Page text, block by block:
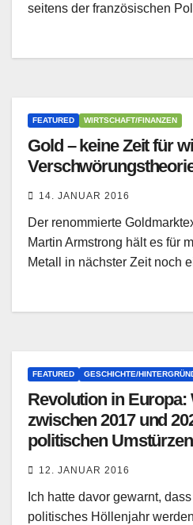
seitens der französischen
FEATURED WIRTSCHAFT/FINANZEN
Gold – keine Zeit für
14. JANUAR 2016
Der renommierte
Martin Armstrong hält es für
Metall in nächster Zeit noch
FEATURED GESCHICHTE/
Revolution in Europa:
zwischen 2017 und
politischen
12. JANUAR 2016
Ich hatte davor gewarnt,
politisches Höllenjahr